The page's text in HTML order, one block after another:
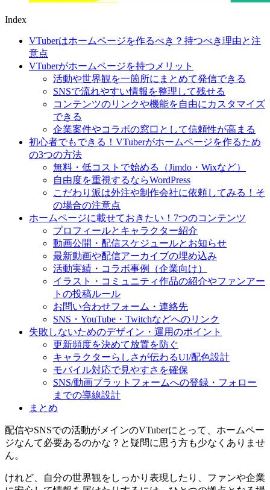
Index
VTuberはホームページを作るべき？持つべき理由と注
意点
VTuberがホームページを持つメリット
活動や世界観を一箇所にまとめて発信できる
SNSで流れやすい情報を整理して残せる
コンテンツのリンクや機能を自由にカスタマイズ
できる
企業案件やコラボの窓口として信頼性が高まる
初心者でもできる！VTuberがホームページを作るため
の3つの方法
無料・低コストで始める（Jimdo・Wixなど）
自由度を重視するならWordPress
こだわり派は外注や制作会社に依頼してみる！そ
の場合の注意点
ホームページに載せておきたい！7つのコンテンツ
プロフィールとキャラクター紹介
動画公開・配信スケジュールとお知らせ
最新動画や配信アーカイブの埋め込み
活動実績・コラボ事例（企業向け）
イラスト・コミュニティ作品の紹介やファンアー
トの投稿ルール
お問い合わせフォーム・連絡先
SNS・YouTube・Twitchなどへのリンク
失敗しないためのデザイン・運用のポイント
更新頻度を決めて放置を防ぐ
キャラクターらしさが伝わるUI/配色設計
モバイル対応で見やすさを確保
SNS/動画プラットフォームへの登録・フォロー
までの導線設計
まとめ
配信やSNSでの活動がメインのVTuberにとって、ホームペー
ジなんて必要あるのかな？と疑問に思う方も少なくありませ
ん。
けれど、自分の世界観をしっかり表現したり、ファンや企業